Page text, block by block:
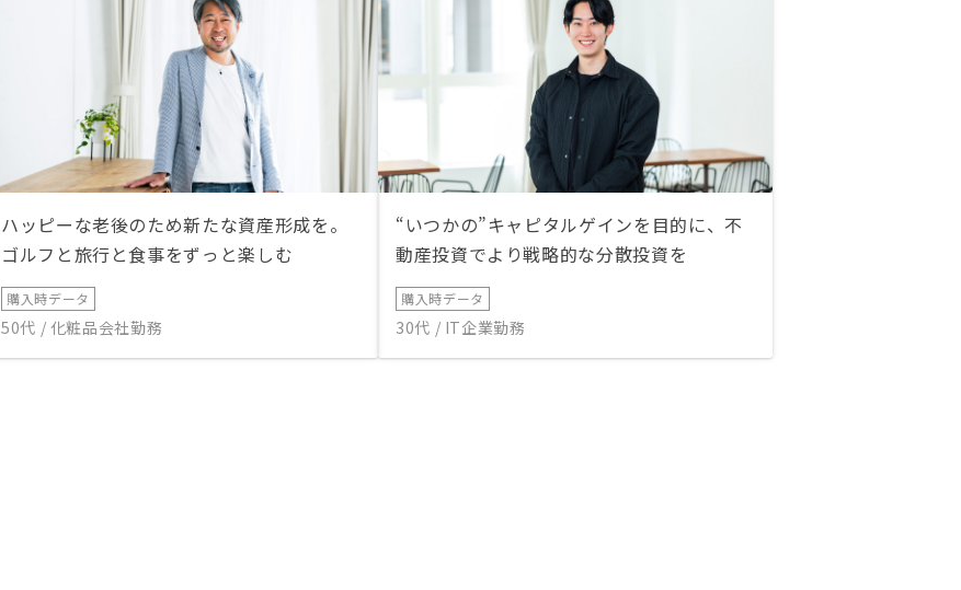
ハッピーな老後のため新たな資産形成を。
ゴルフと旅行と食事をずっと楽しむ
購入時データ
50代 / 化粧品会社勤務
“いつかの”キャピタルゲインを目的に、不
動産投資でより戦略的な分散投資を
購入時データ
30代 / IT企業勤務